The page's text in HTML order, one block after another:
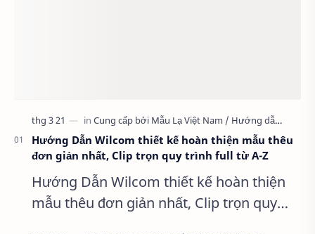
Hướng Dẫn Wilcom thiết kế hoàn thiện mẫu thêu
đơn giản nhất, Clip trọn quy trình full từ A-Z
Hướng Dẫn Wilcom thiết kế hoàn thiện
mẫu thêu đơn giản nhất, Clip trọn quy